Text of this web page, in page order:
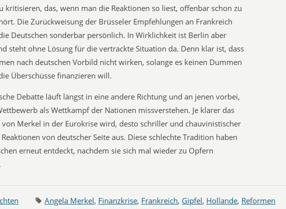
kritisieren, das, wenn man die Reaktionen so liest, offenbar schon zu
Die Zurückweisung der Brüsseler Empfehlungen an Frankreich
Deutschen sonderbar persönlich. In Wirklichkeit ist Berlin aber
steht ohne Lösung für die vertrackte Situation da. Denn klar ist, dass
nach deutschen Vorbild nicht wirken, solange es keinen Dummen
Überschüsse finanzieren will.
Debatte läuft längst in eine andere Richtung und an jenen vorbei,
als Wettkampf der Nationen missverstehen. Je klarer das
von Merkel in der Eurokrise wird, desto schriller und chauvinistischer
von deutscher Seite aus. Diese schlechte Tradition haben
erneut entdeckt, nachdem sie sich mal wieder zu Opfern
Angela Merkel, Finanzkrise, Frankreich, Gipfel, Hollande, Reformen